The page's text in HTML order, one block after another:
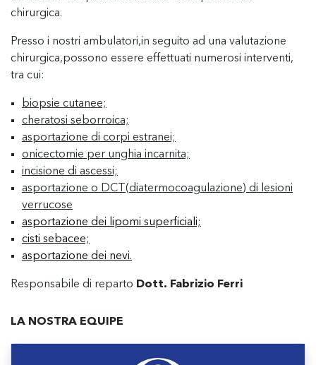
chirurgica.
Presso i nostri ambulatori,in seguito ad una valutazione
chirurgica,possono essere effettuati numerosi interventi,
tra cui:
biopsie cutanee;
cheratosi seborroica;
asportazione di corpi estranei;
onicectomie per unghia incarnita;
incisione di ascessi;
asportazione o DCT(diatermocoagulazione) di lesioni
verrucose
asportazione dei lipomi superficiali;
cisti sebacee;
asportazione dei nevi.
Responsabile di reparto Dott. Fabrizio Ferri
LA NOSTRA EQUIPE